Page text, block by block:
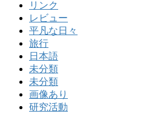
リンク
レビュー
平凡な日々
旅行
日本語
未分類
未分類
画像あり
研究活動